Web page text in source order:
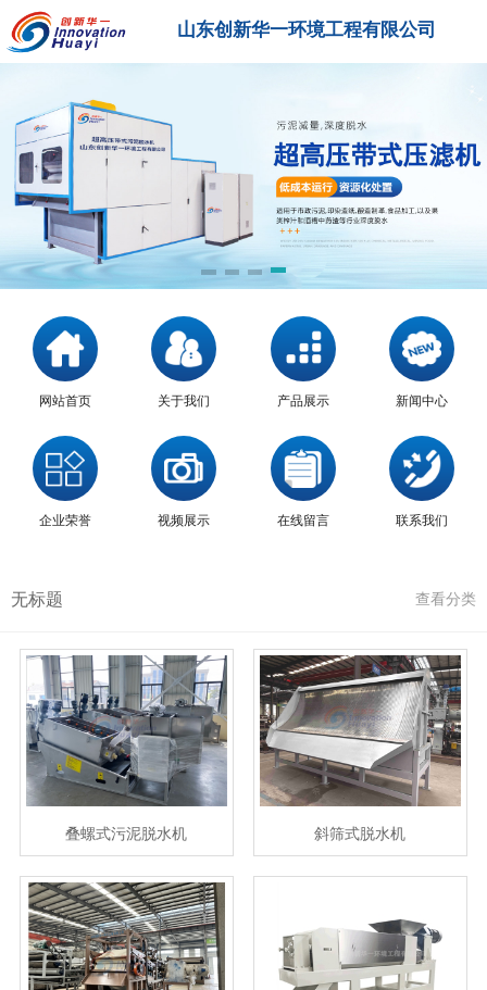
山东创新华一环境工程有限公司
网站首页 关于我们 产品展示 新闻中心
企业荣誉 视频展示 在线留言 联系我们
无标题 查看分类
叠螺式污泥脱水机 斜筛式脱水机